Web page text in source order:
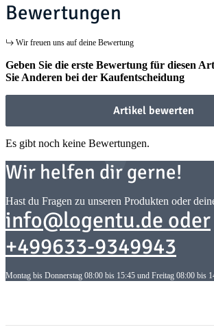
Bewertungen
Wir freuen uns auf deine Bewertung
Geben Sie die erste Bewertung für diesen
Sie Anderen bei der Kaufentscheidung
Artikel bewerten
Es gibt noch keine Bewertungen.
Wir helfen dir gerne!
Hast du Fragen zu unseren Produkten oder
info@logentu.de oder
+499633-9349943
Montag bis Donnerstag 08:00 bis 15:45 und Freitag 08:00 bis